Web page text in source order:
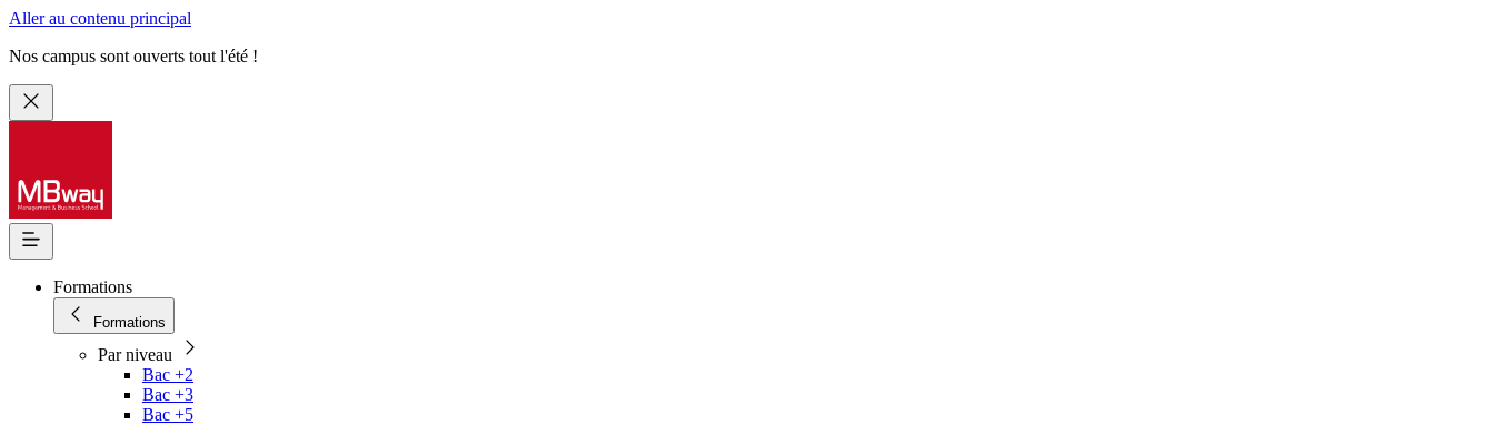
Aller au contenu principal
Nos campus sont ouverts tout l'été !
Formations
Formations
Par niveau
Bac +2
Bac +3
Bac +5